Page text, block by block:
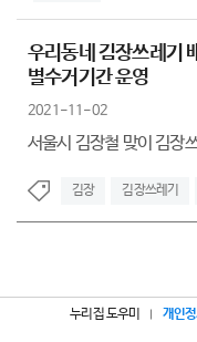
우리동네 김장쓰레기
별수거기간 운영
2021-11-02
서울시 김장철 맞이 김장
김장 김장쓰레기
누리집 도우미 개인